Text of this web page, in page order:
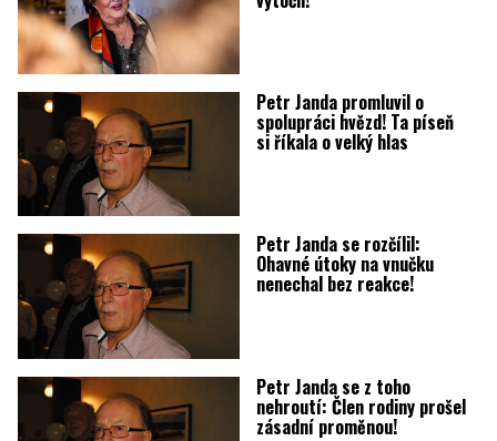
Petr Janda promluvil o
spolupráci hvězd! Ta píseň
si říkala o velký hlas
Petr Janda se rozčílil:
Ohavné útoky na vnučku
nenechal bez reakce!
Petr Janda se z toho
nehroutí: Člen rodiny prošel
zásadní proměnou!